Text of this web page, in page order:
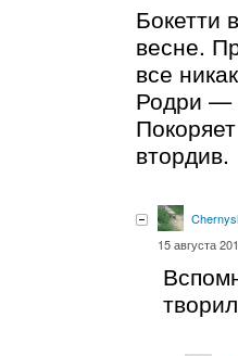
Бокетти
весне.
все
Родри —
втордив.
15 августа